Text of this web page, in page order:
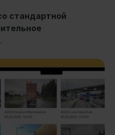
стандартной
.